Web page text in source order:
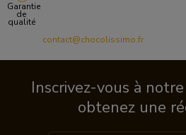
Garantie
de
qualité
contact@chocolissimo.fr
Inscrivez-vous à
obtenez une